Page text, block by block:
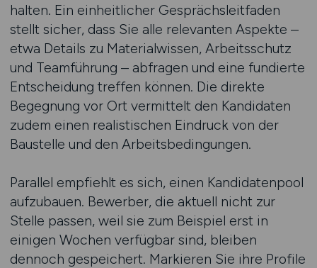
halten. Ein einheitlicher Gesprächsleitfaden
stellt sicher, dass Sie alle relevanten Aspekte –
etwa Details zu Materialwissen, Arbeitsschutz
und Teamführung – abfragen und eine fundierte
Entscheidung treffen können. Die direkte
Begegnung vor Ort vermittelt den Kandidaten
zudem einen realistischen Eindruck von der
Baustelle und den Arbeitsbedingungen.
Parallel empfiehlt es sich, einen Kandidatenpool
aufzubauen. Bewerber, die aktuell nicht zur
Stelle passen, weil sie zum Beispiel erst in
einigen Wochen verfügbar sind, bleiben
dennoch gespeichert. Markieren Sie ihre Profile